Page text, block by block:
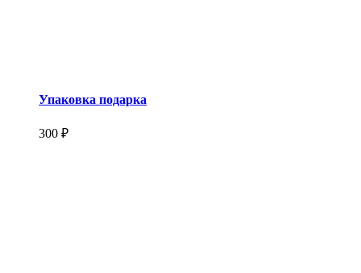
Упаковка подарка
300 ₽